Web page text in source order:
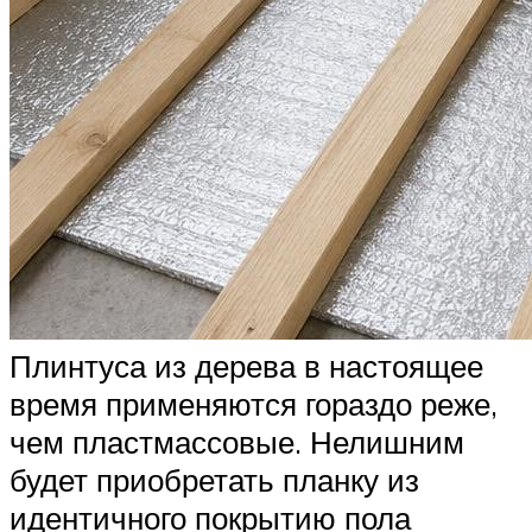
Плинтуса из дерева в настоящее
время применяются гораздо реже,
чем пластмассовые. Нелишним
будет приобретать планку из
идентичного покрытию пола